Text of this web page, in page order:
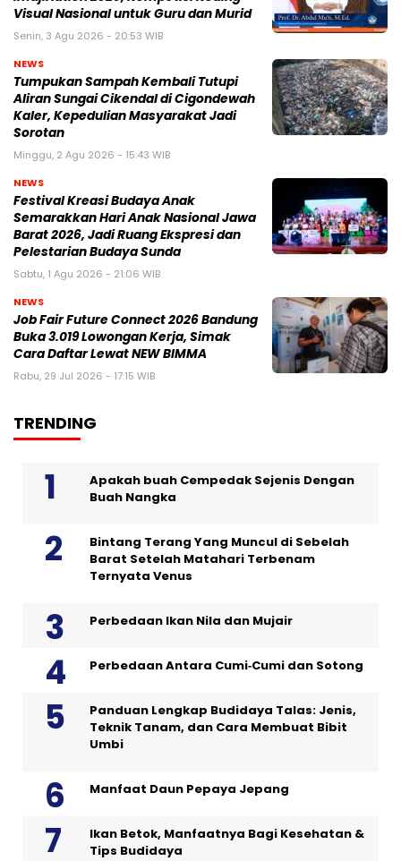
Visual Nasional untuk Guru dan Murid
Senin, 3 Agu 2026 - 20:53 WIB
NEWS
Tumpukan Sampah Kembali Tutupi
Aliran Sungai Cikendal di Cigondewah
Kaler, Kepedulian Masyarakat Jadi
Sorotan
Minggu, 2 Agu 2026 - 15:43 WIB
NEWS
Festival Kreasi Budaya Anak
Semarakkan Hari Anak Nasional Jawa
Barat 2026, Jadi Ruang Ekspresi dan
Pelestarian Budaya Sunda
Sabtu, 1 Agu 2026 - 21:06 WIB
NEWS
Job Fair Future Connect 2026 Bandung
Buka 3.019 Lowongan Kerja, Simak
Cara Daftar Lewat NEW BIMMA
Rabu, 29 Jul 2026 - 17:15 WIB
TRENDING
Apakah buah Cempedak Sejenis Dengan
Buah Nangka
Bintang Terang Yang Muncul di Sebelah
Barat Setelah Matahari Terbenam
Ternyata Venus
Perbedaan Ikan Nila dan Mujair
Perbedaan Antara Cumi‑Cumi dan Sotong
Panduan Lengkap Budidaya Talas: Jenis,
Teknik Tanam, dan Cara Membuat Bibit
Umbi
Manfaat Daun Pepaya Jepang
Ikan Betok, Manfaatnya Bagi Kesehatan &
Tips Budidaya